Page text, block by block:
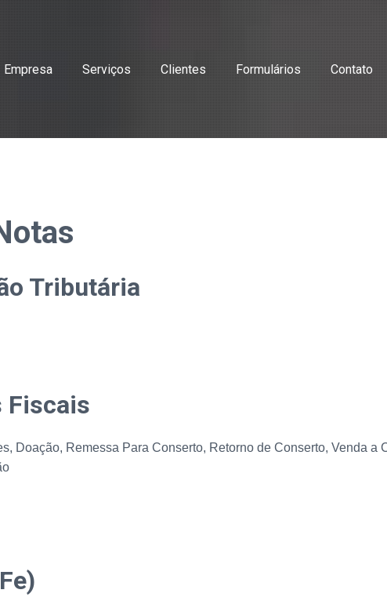
Empresa Serviços Clientes Formulários Contato
Tributária
Fiscais
Doação, Remessa Para Conserto, Retorno de Conserto, Venda a